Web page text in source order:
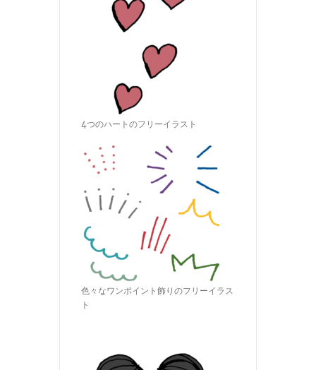
4つのハートのフリーイラスト
色々なワンポイント飾りのフリーイラス
ト